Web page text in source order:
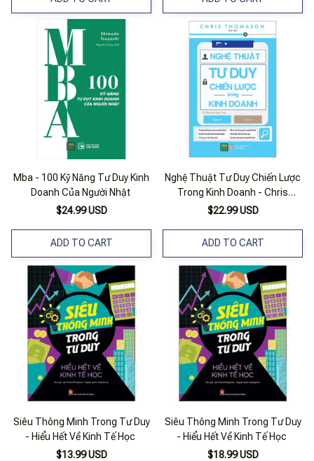
Mba - 100 Kỹ Năng Tư Duy Kinh
Doanh Của Người Nhật
$24.99 USD
ADD TO CART
Nghệ Thuật Tư Duy Chiến Lược
Trong Kinh Doanh - Chris
Thomason
$22.99 USD
ADD TO CART
Siêu Thông Minh Trong Tư Duy
- Hiểu Hết Về Kinh Tế Học
$13.99 USD
Siêu Thông Minh Trong Tư Duy
- Hiểu Hết Về Kinh Tế Học
$18.99 USD